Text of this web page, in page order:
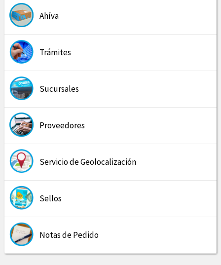
Ahíva
Trámites
Sucursales
Proveedores
Servicio de Geolocalización
Sellos
Notas de Pedido